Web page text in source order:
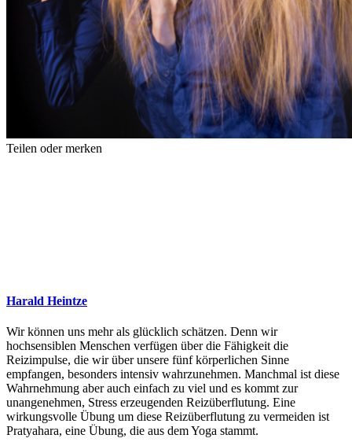
Teilen oder merken
Harald Heintze
Wir können uns mehr als glücklich schätzen. Denn wir
hochsensiblen Menschen verfügen über die Fähigkeit die
Reizimpulse, die wir über unsere fünf körperlichen Sinne
empfangen, besonders intensiv wahrzunehmen. Manchmal ist diese
Wahrnehmung aber auch einfach zu viel und es kommt zur
unangenehmen, Stress erzeugenden Reizüberflutung. Eine
wirkungsvolle Übung um diese Reizüberflutung zu vermeiden ist
Pratyahara, eine Übung, die aus dem Yoga stammt.